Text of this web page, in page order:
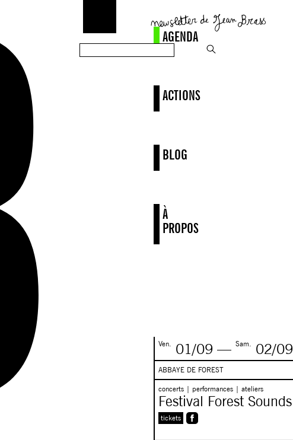
AGENDA
ACTIONS
BLOG
À
PROPOS
Ven. 01/09 —Sam. 02/09
ABBAYE DE FOREST
concerts | performances | ateliers
Festival Forest Sounds
tickets